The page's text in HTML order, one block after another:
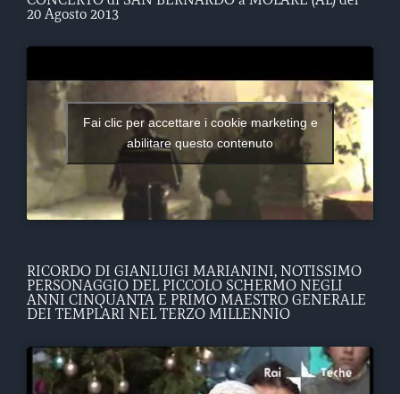
20 Agosto 2013
Fai clic per accettare i cookie marketing e
abilitare questo contenuto
RICORDO DI GIANLUIGI MARIANINI, NOTISSIMO
PERSONAGGIO DEL PICCOLO SCHERMO NEGLI
ANNI CINQUANTA E PRIMO MAESTRO GENERALE
DEI TEMPLARI NEL TERZO MILLENNIO